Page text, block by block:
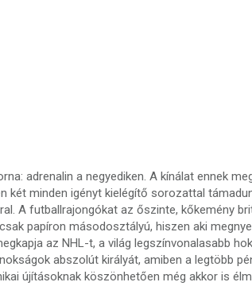
adrenalin a negyediken. A kínálat ennek
két minden igényt kielégítő sorozattal
A futballrajongókat az őszinte, kőkemény
papíron másodosztályú, hiszen aki
az NHL-t, a világ legszínvonalasabb
abszolút királyát, amiben a legtöbb
újításoknak köszönhetően még akkor is